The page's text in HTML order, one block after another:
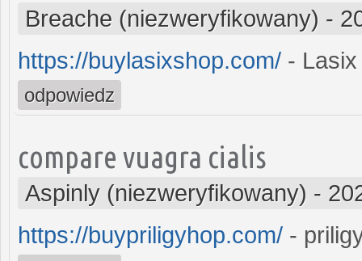
Breache (niezweryfikowany) -
https://buylasixshop.com/ - Lasix
odpowiedz
compare vuagra cialis
Aspinly (niezweryfikowany) -
https://buypriligyhop.com/ -